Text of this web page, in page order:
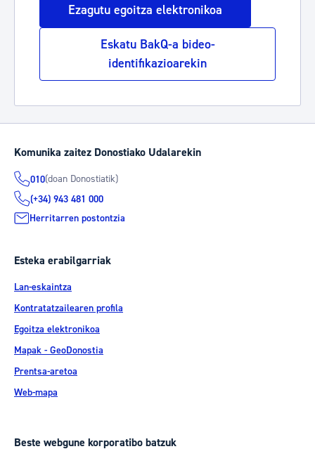
Ezagutu egoitza elektronikoa
Eskatu BakQ-a bideo-
identifikazioarekin
Komunika zaitez Donostiako Udalarekin
010(doan Donostiatik)
(+34) 943 481 000
Herritarren postontzia
Esteka erabilgarriak
Lan-eskaintza
Kontratatzailearen profila
Egoitza elektronikoa
Mapak - GeoDonostia
Prentsa-aretoa
Web-mapa
Beste webgune korporatibo batzuk